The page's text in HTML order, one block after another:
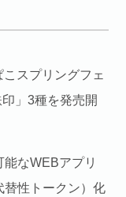
スプリングフェ
」3種を発売開
なWEBアプリ
替性トークン）化